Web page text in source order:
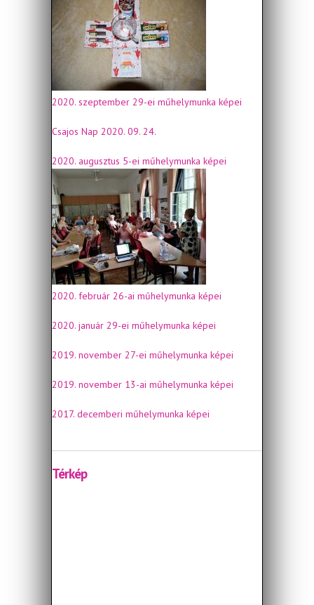
2020. szeptember 29-ei műhelymunka képei
Csajos Nap 2020. 09. 24.
2020. augusztus 5-ei műhelymunka képei
2020. február 26-ai műhelymunka képei
2020. január 29-ei műhelymunka képei
2019. november 27-ei műhelymunka képei
2019. november 13-ai műhelymunka képei
2017. decemberi műhelymunka képei
Térkép